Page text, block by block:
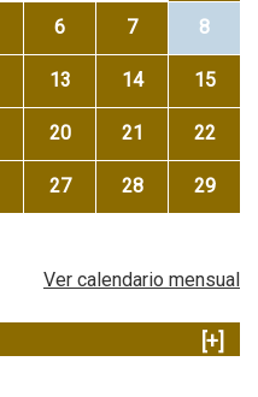
6 7 8
13 14 15
20 21 22
27 28 29
Ver calendario mensual
[+]